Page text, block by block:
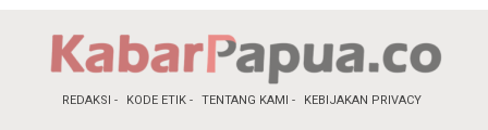
REDAKSI KODE ETIK TENTANG KAMI KEBIJAKAN PRIVACY